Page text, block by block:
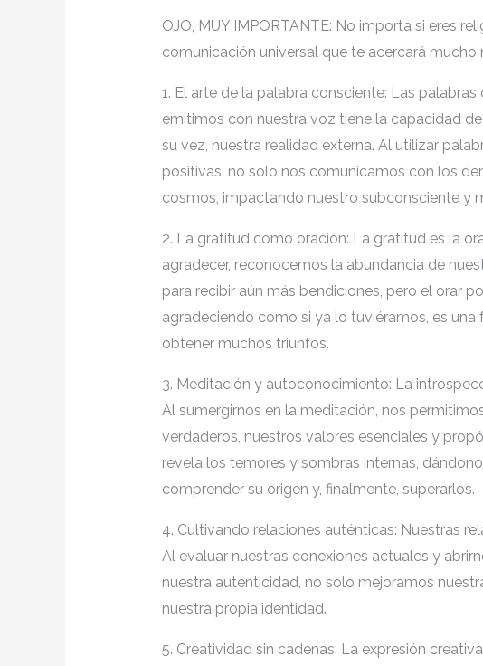
OJO, MUY IMPORTANTE: No importa si eres
comunicación universal que te acercará mucho
1. El arte de la palabra consciente: Las
emitimos con nuestra voz tiene la capacidad
su vez, nuestra realidad externa. Al utilizar
positivas, no solo nos comunicamos con los
cosmos, impactando nuestro subconsciente y
2. La gratitud como oración: La gratitud es la
agradecer, reconocemos la abundancia de
para recibir aún más bendiciones, pero el orar
agradeciendo como si ya lo tuviéramos, es una
obtener muchos triunfos.
3. Meditación y autoconocimiento: La
Al sumergirnos en la meditación, nos
verdaderos, nuestros valores esenciales y
revela los temores y sombras internas,
comprender su origen y, finalmente, superarlos.
4. Cultivando relaciones auténticas: Nuestras
Al evaluar nuestras conexiones actuales y
nuestra autenticidad, no solo mejoramos
nuestra propia identidad.
5. Creatividad sin cadenas: La expresión